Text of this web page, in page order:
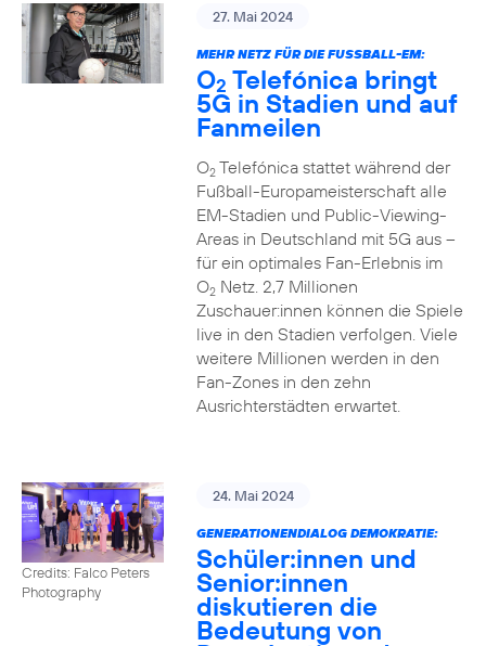
27. Mai 2024
MEHR NETZ FÜR DIE FUSSBALL-EM:
O2 Telefónica bringt
5G in Stadien und auf
Fanmeilen
O2Telefónica stattet während der
Fußball-Europameisterschaft alle
EM-Stadien und Public-Viewing-
Areas in Deutschland mit 5G aus –
für ein optimales Fan-Erlebnis im
O2Netz. 2,7 Millionen
Zuschauer:innen können die Spiele
live in den Stadien verfolgen. Viele
weitere Millionen werden in den
Fan-Zones in den zehn
Ausrichterstädten erwartet.
Credits: Falco Peters
Photography
24. Mai 2024
GENERATIONENDIALOG DEMOKRATIE:
Schüler:innen und
Senior:innen
diskutieren die
Bedeutung von